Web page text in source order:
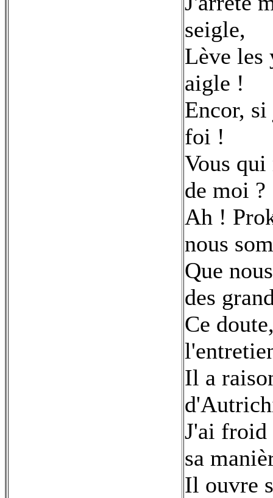
seigle,
Lève les
aigle !
Encor,
foi !
Vous qui
de moi ?
Ah !
nous
Que
des
Ce
Il a
J'ai froid
sa
Il ouvre